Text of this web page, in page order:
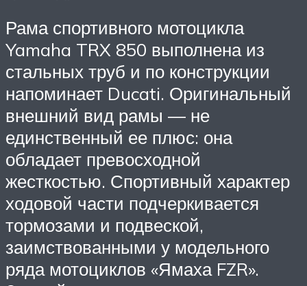
Рама спортивного мотоцикла
Yamaha TRX 850 выполнена из
стальных труб и по конструкции
напоминает Ducati. Оригинальный
внешний вид рамы — не
единственный ее плюс: она
обладает превосходной
жесткостью. Спортивный характер
ходовой части подчеркивается
тормозами и подвеской,
заимствованными у модельного
ряда мотоциклов «Ямаха FZR».